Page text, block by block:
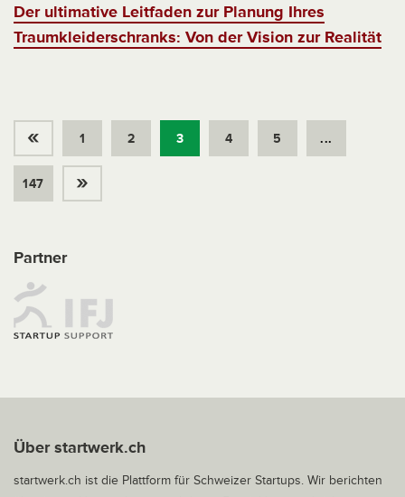
Der ultimative Leitfaden zur Planung Ihres
Traumkleiderschranks: Von der Vision zur Realität
« 1 2 3 4 5 ...
147 »
Partner
Über startwerk.ch
startwerk.ch ist die Plattform für Schweizer Startups. Wir berichten